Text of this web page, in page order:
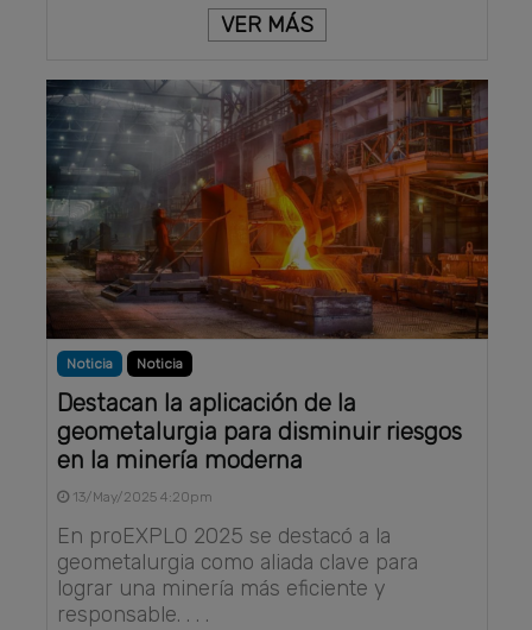
VER MÁS
Noticia Noticia
Destacan la aplicación de la
geometalurgia para disminuir riesgos
en la minería moderna
13/May/2025 4:20pm
En proEXPLO 2025 se destacó a la
geometalurgia como aliada clave para
lograr una minería más eficiente y
responsable. . . .